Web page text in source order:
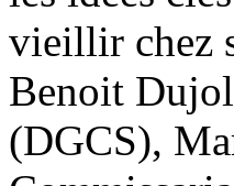
vieillir chez
Benoit
(DGCS​),